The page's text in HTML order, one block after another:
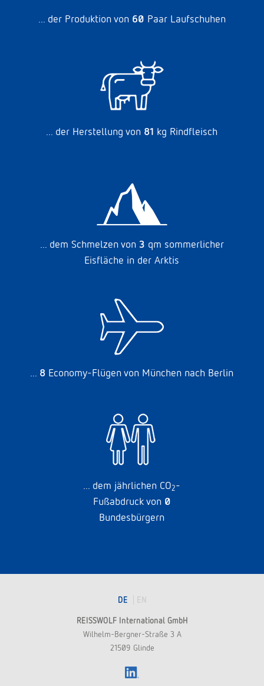
DE EN
REISSWOLF International GmbH
Wilhelm-Bergner-Straße 3 A
21509 Glinde